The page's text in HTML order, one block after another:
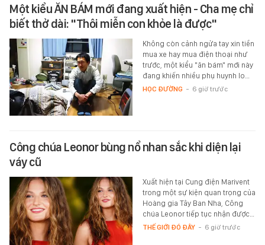
Một kiểu ĂN BÁM mới đang xuất hiện - Cha mẹ chỉ
biết thở dài: "Thôi miễn con khỏe là được"
Không còn cảnh ngửa tay xin tiền
mua xe hay mua điện thoại như
trước, một kiểu "ăn bám" mới này
đang khiến nhiều phụ huynh lo…
HỌC ĐƯỜNG - 6 giờ trước
Công chúa Leonor bùng nổ nhan sắc khi diện lại
váy cũ
Xuất hiện tại Cung điện Marivent
trong một sự kiện quan trọng của
Hoàng gia Tây Ban Nha, Công
chúa Leonor tiếp tục nhận được…
THẾ GIỚI ĐÓ ĐÂY - 6 giờ trước